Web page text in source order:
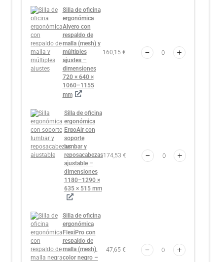
Silla de oficina
ergonómica
Alvero con
respaldo de
malla (mesh) y
múltiples
ajustes –
dimensiones
720 × 640 ×
1060–1155
mm
160,15 €
Silla de oficina
ergonómica
ErgoAir con
soporte
lumbar y
reposacabezas
ajustable –
dimensiones
1180–1290 ×
635 × 515 mm
174,53 €
Silla de oficina
ergonómica
FlexiPro con
respaldo de
malla (mesh),
color negro –
47,65 €